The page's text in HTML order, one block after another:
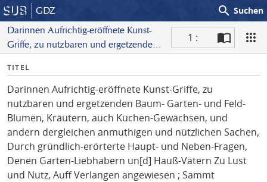
GDZ search Suchen
Darinnen Aufrichtig-eröffnete Kunst-
Griffe, zu nutzbaren und ergetzenden
Kräutern, auch Küchen-Gewächsen,
und andern dergleichen anmuthigen
und nützlichen Sachen, Durch
gründlich-erörterte Haupt- und Neben-
Fragen, Denen Garten-Liebhabern
un[d] Hauß-Vätern Zu Lust und Nutz,
Auff Verlangen angewiesen ; Sammt
angehörigen Registern
1 :
I
f
o
TITEL
Darinnen Aufrichtig-eröffnete Kunst-Griffe, zu
nutzbaren und ergetzenden Baum- Garten- und Feld-
Blumen, Kräutern, auch Küchen-Gewächsen, und
andern dergleichen anmuthigen und nützlichen Sachen,
Durch gründlich-erörterte Haupt- und Neben-Fragen,
Denen Garten-Liebhabern un[d] Hauß-Vätern Zu Lust
und Nutz, Auff Verlangen angewiesen ; Sammt